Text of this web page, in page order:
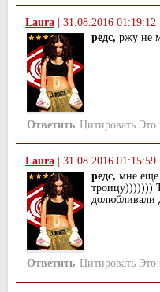
Laura
31.08.2016 01:19:12
редс, ржу не
Ответить Цитировать Это
Laura
31.08.2016 01:15:59
редс, мне еще
троицу)))))))
долюбливали
Ответить Цитировать Это